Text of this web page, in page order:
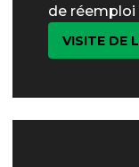
de réemploi
VISITE DE